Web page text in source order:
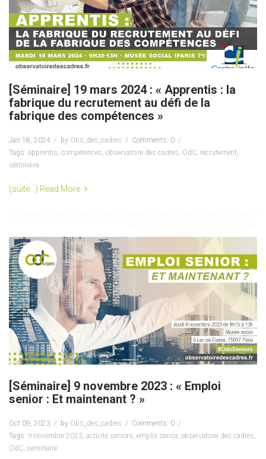
[Séminaire] 19 mars 2024 : « Apprentis : la
fabrique du recrutement au défi de la
fabrique des compétences »
Jan 18, 2024 by Obs_des_cadres
Comments: 0
Tags: apprentis, compétences, observatoire des cadres, OdC, recrutement,
séminaire
(suite…) Read More
[Séminaire] 9 novembre 2023 : « Emploi
senior : Et maintenant ? »
Oct 09, 2023 by Obs_des_cadres
Comments: 0
Tags: 9 novembre 2023 activité seniors emploi senior, observatoire des cadres
OdC séminaire